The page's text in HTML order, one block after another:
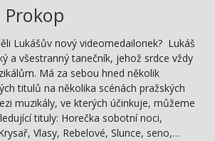
Prokop
Lukášův nový videomedailonek? Lukáš
a všestranný tanečník, jehož srdce vždy
Má za sebou hned několik
titulů na několika scénách pražských
muzikály, ve kterých účinkuje, můžeme
tituly: Horečka sobotní noci,
Vlasy, Rebelové, Slunce, seno,…